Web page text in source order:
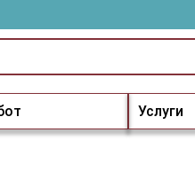
Услуги